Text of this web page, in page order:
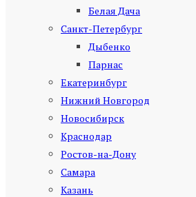
Белая Дача
Санкт-Петербург
Дыбенко
Парнас
Екатеринбург
Нижний Новгород
Новосибирск
Краснодар
Ростов-на-Дону
Самара
Казань